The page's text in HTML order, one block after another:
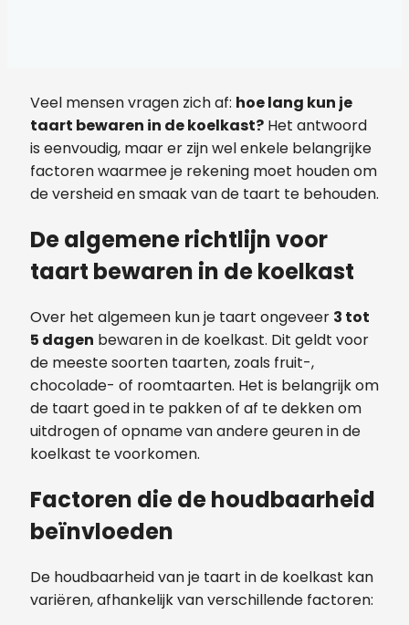
Veel mensen vragen zich af: hoe lang kun je
taart bewaren in de koelkast? Het antwoord
is eenvoudig, maar er zijn wel enkele belangrijke
factoren waarmee je rekening moet houden om
de versheid en smaak van de taart te behouden.
De algemene richtlijn voor
taart bewaren in de koelkast
Over het algemeen kun je taart ongeveer 3 tot
5 dagen bewaren in de koelkast. Dit geldt voor
de meeste soorten taarten, zoals fruit-,
chocolade- of roomtaarten. Het is belangrijk om
de taart goed in te pakken of af te dekken om
uitdrogen of opname van andere geuren in de
koelkast te voorkomen.
Factoren die de houdbaarheid
beïnvloeden
De houdbaarheid van je taart in de koelkast kan
variëren, afhankelijk van verschillende factoren: